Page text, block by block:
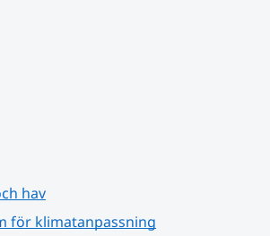
hav
för klimatanpassning